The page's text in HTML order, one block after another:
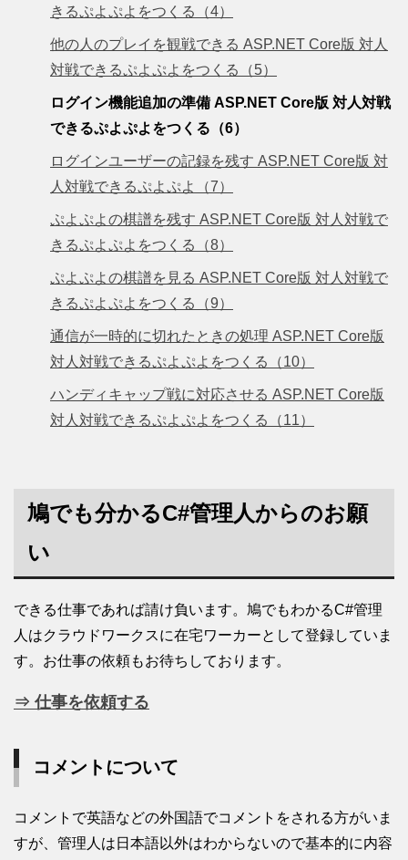
きるぷよぷよをつくる（4）
他の人のプレイを観戦できる ASP.NET Core版 対人
対戦できるぷよぷよをつくる（5）
ログイン機能追加の準備 ASP.NET Core版 対人対戦
できるぷよぷよをつくる（6）
ログインユーザーの記録を残す ASP.NET Core版 対
人対戦できるぷよぷよ（7）
ぷよぷよの棋譜を残す ASP.NET Core版 対人対戦で
きるぷよぷよをつくる（8）
ぷよぷよの棋譜を見る ASP.NET Core版 対人対戦で
きるぷよぷよをつくる（9）
通信が一時的に切れたときの処理 ASP.NET Core版
対人対戦できるぷよぷよをつくる（10）
ハンディキャップ戦に対応させる ASP.NET Core版
対人対戦できるぷよぷよをつくる（11）
鳩でも分かるC#管理人からのお願
い
できる仕事であれば請け負います。鳩でもわかるC#管理
人はクラウドワークスに在宅ワーカーとして登録していま
す。お仕事の依頼もお待ちしております。
⇒ 仕事を依頼する
コメントについて
コメントで英語などの外国語でコメントをされる方がいま
すが、管理人は日本語以外はわからないので基本的に内容